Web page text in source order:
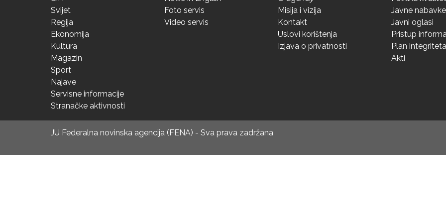
Svijet
Regija
Ekonomija
Kultura
Magazin
Sport
Najave
Servisne informacije
Stranačke aktivnosti
Foto servis
Video servis
Misija i vizija
Kontakt
Uslovi korištenja
Izjava o privatnosti
Javne nabavke
Javni oglasi
Pristup
Plan integriteta
Akti
JU Federalna novinska agencija (FENA) - Sva prava zadržana